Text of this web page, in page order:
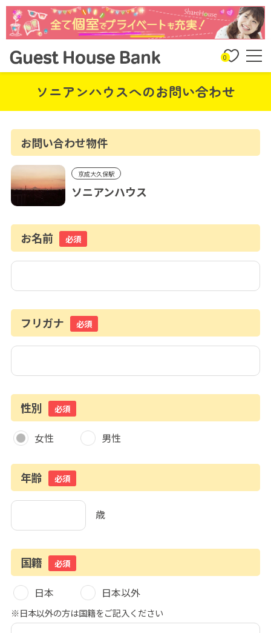
0
ソニアンハウスへのお問い合わせ
お問い合わせ物件
京成大久保駅
ソニアンハウス
お名前 必須
フリガナ 必須
性別 必須
女性 男性
年齢 必須
歳
国籍 必須
日本 日本以外
※日本以外の方は国籍をご記入ください